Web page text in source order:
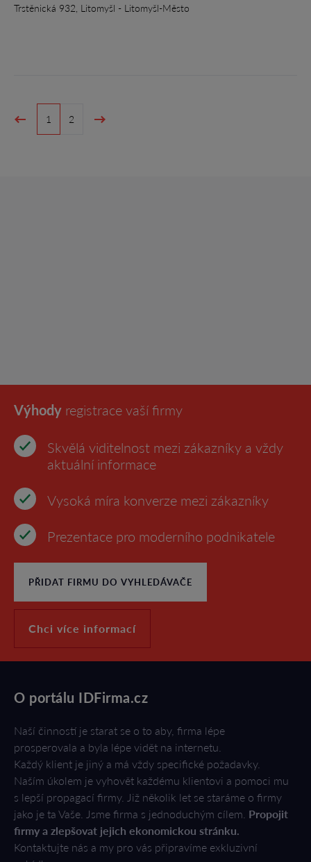
Trstěnická 932, Litomyšl - Litomyšl-Město
1 2
Výhody registrace vaší firmy
Skvělá viditelnost mezi zákazníky a vždy
aktuální informace
Vysoká míra konverze mezi zákazníky
Prezentace pro moderního podnikatele
PŘIDAT FIRMU DO VYHLEDÁVAČE
Chci více informací
O portálu IDFirma.cz
Naší činností je starat se o to aby, firma lépe
prosperovala a byla lépe vidět na internetu.
Každý klient je jiný a má vždy specifické požadavky.
Naším úkolem je vyhovět každému klientovi a pomoci mu
s lepší propagací firmy. Již několik let se staráme o firmy
jako je ta Vaše. Jsme firma s jednoduchým cílem. Propojit
firmy a zlepšovat jejich ekonomickou stránku.
Kontaktujte nás a my pro vás připravíme exkluzivní